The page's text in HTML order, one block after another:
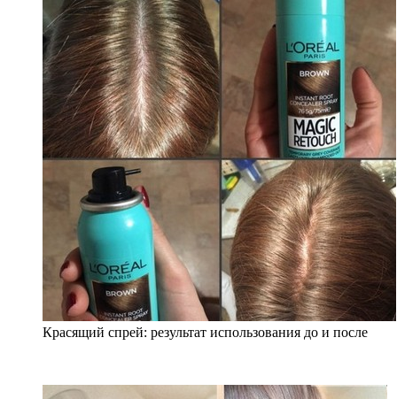
Красящий спрей: результат использования до и после